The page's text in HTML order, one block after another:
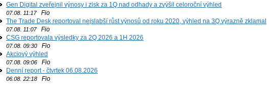
Gen Digital zveřejnil výnosy i zisk za 1Q nad odhady a zvýšil celoroční výhled
07.08. 11:17Fio
The Trade Desk reportoval nejslabší růst výnosů od roku 2020, výhled na 3Q výrazně zklamal
07.08. 11:07Fio
CSG reportovala výsledky za 2Q 2026 a 1H 2026
07.08. 09:30 Fio
Akciový výhled
07.08. 09:06 Fio
Denní report - čtvrtek 06.08.2026
06.08. 22:18 Fio